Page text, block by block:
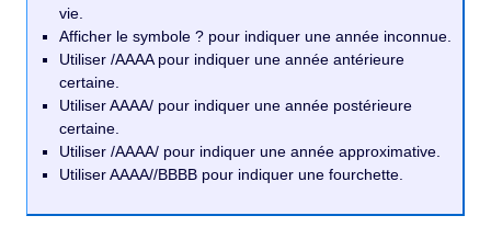
vie.
Afficher le symbole ? pour indiquer une année inconnue.
Utiliser /AAAA pour indiquer une année antérieure
certaine.
Utiliser AAAA/ pour indiquer une année postérieure
certaine.
Utiliser /AAAA/ pour indiquer une année approximative.
Utiliser AAAA//BBBB pour indiquer une fourchette.